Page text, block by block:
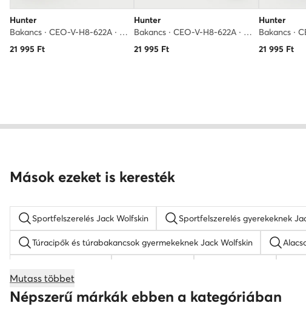
Hunter
Bakancs · CEO-V-H8-622A · Lila
21 995 Ft
Hunter
Bakancs · CEO-V-H8-622A · Szürke
21 995 Ft
Hunter
21 995 Ft
Mások ezeket is keresték
Sportfelszerelés Jack Wolfskin Sportfelszerelés gyerekeknek
Túracipők és túrabakancsok gyermekeknek Jack Wolfskin
női baseball sapkák fehér női cipő Reebok férfi sneaker
Mutass többet
Népszerű márkák ebben a kategóriában